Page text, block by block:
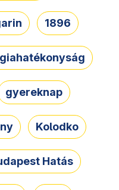
1896
gyereknap
Kolodko
Hatás